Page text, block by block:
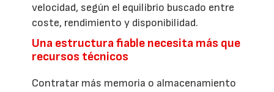
velocidad, según el equilibrio buscado entre
coste, rendimiento y disponibilidad.
Una estructura fiable necesita más que
recursos técnicos
Contratar más memoria o almacenamiento